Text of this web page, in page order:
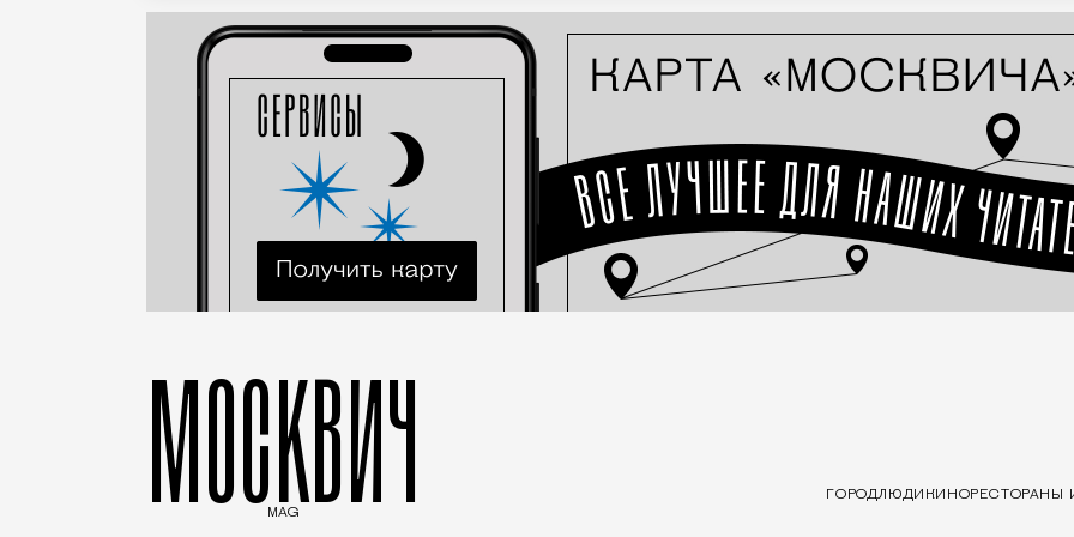
МОСКВИЧ
MAG
ГОРОДЛЮДИ КИНОРЕСТОРАНЫ